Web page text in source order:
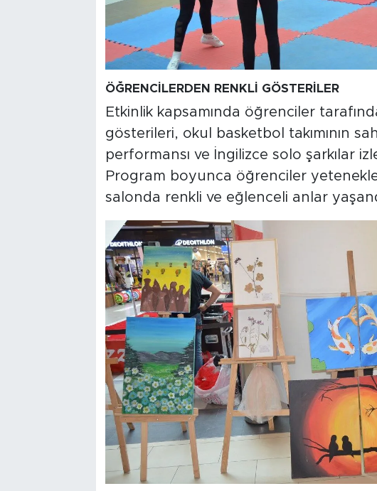
ÖĞRENCİLERDEN RENKLİ GÖSTERİLER
Etkinlik kapsamında öğrenciler
gösterileri, okul basketbol takımının
performansı ve İngilizce solo şarkılar
Program boyunca öğrenciler
salonda renkli ve eğlenceli anlar